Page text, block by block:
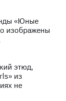
«Юные
изображены
этюд,
из
не